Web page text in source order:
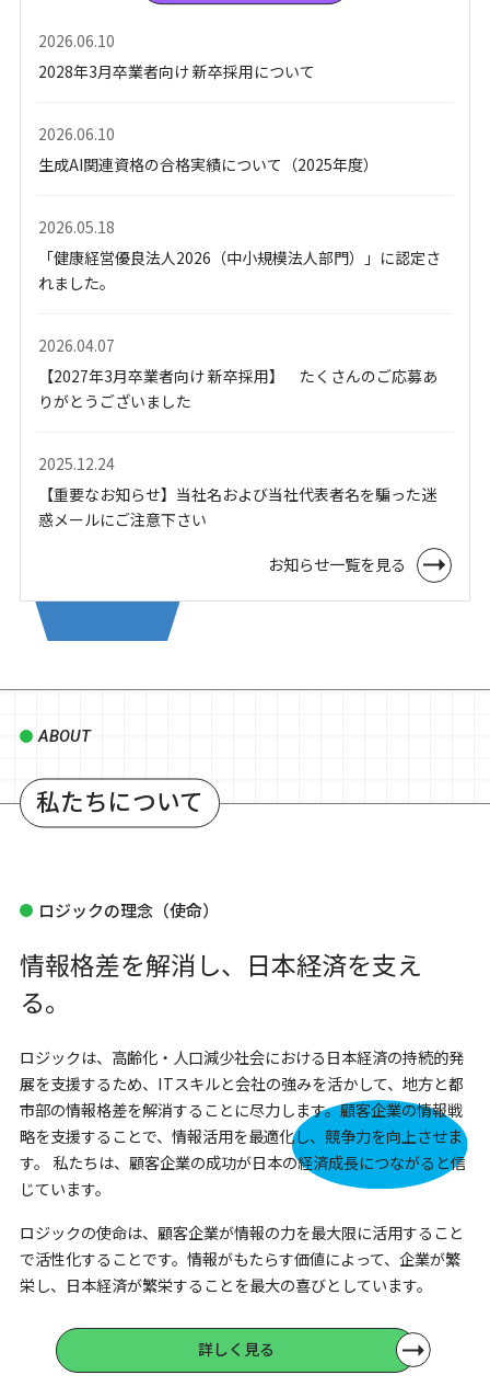
2026.06.10
2028年3月卒業者向け 新卒採用について
2026.06.10
生成AI関連資格の合格実績について（2025年度）
2026.05.18
「健康経営優良法人2026（中小規模法人部門）」に認定さ
れました。
2026.04.07
【2027年3月卒業者向け 新卒採用】 たくさんのご応募あ
りがとうございました
2025.12.24
【重要なお知らせ】当社名および当社代表者名を騙った迷
惑メールにご注意下さい
お知らせ一覧を見る
ABOUT
私たちについて
ロジックの理念（使命）
情報格差を解消し、日本経済を支え
る。
ロジックは、高齢化・人口減少社会における日本経済の持続的発
展を支援するため、ITスキルと会社の強みを活かして、地方と都
市部の情報格差を解消することに尽力します。顧客企業の情報戦
略を支援することで、情報活用を最適化し、競争力を向上させま
す。
私たちは、顧客企業の成功が日本の経済成長につながると信
じています。
ロジックの使命は、顧客企業が情報の力を最大限に活用すること
で活性化することです。情報がもたらす価値によって、企業が繁
栄し、日本経済が繁栄することを最大の喜びとしています。
詳しく見る